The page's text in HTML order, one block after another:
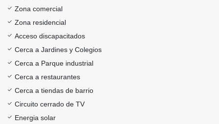
Zona comercial
Zona residencial
Acceso discapacitados
Cerca a Jardines y Colegios
Cerca a Parque industrial
Cerca a restaurantes
Cerca a tiendas de barrio
Circuito cerrado de TV
Energia solar